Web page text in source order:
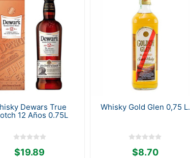
Dewars True
12 Años 0.75L
$19.89
Whisky Gold Glen 0,75 L.
$8.70